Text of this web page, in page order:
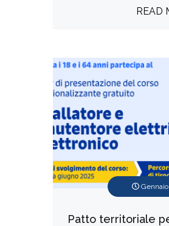
READ
Patto territoriale